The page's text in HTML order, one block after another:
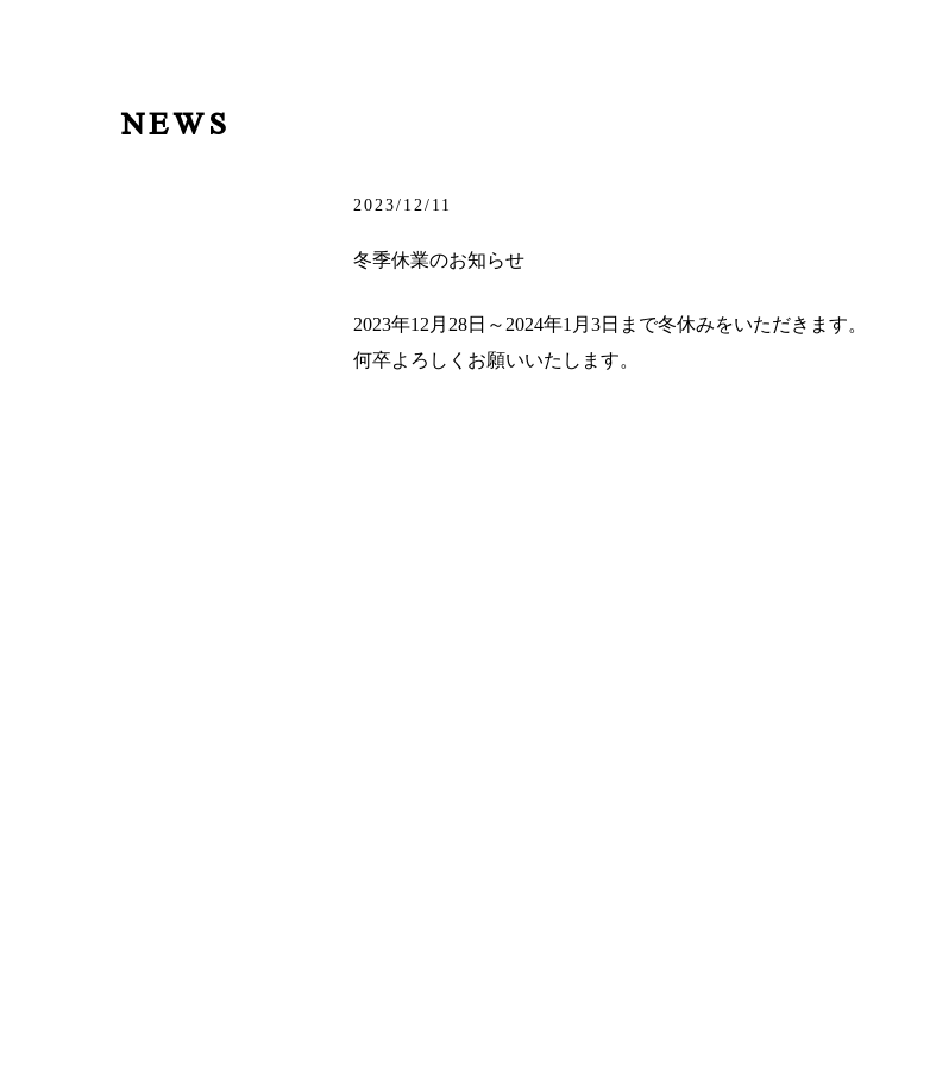
NEWS
2023/12/11
冬季休業のお知らせ
2023年12月28日～2024年1月3日まで冬休みをいただきます。
何卒よろしくお願いいたします。